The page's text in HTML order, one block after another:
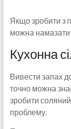
Якщо зробити з
можна намазати
Кухонна
Вивести запах
точно можна
зробити
проблему.